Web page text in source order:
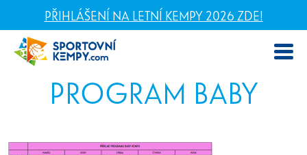
PŘIHLÁŠENÍ NA LETNÍ KEMPY 2026 ZDE!
PROGRAM BABY